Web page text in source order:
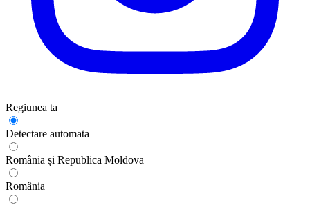
Regiunea ta
Detectare automata
România și Republica Moldova
România